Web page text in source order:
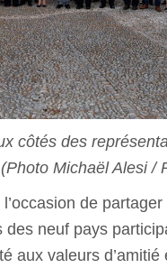
côtés des
(Photo Michaël
de
des neuf pays
aux valeurs